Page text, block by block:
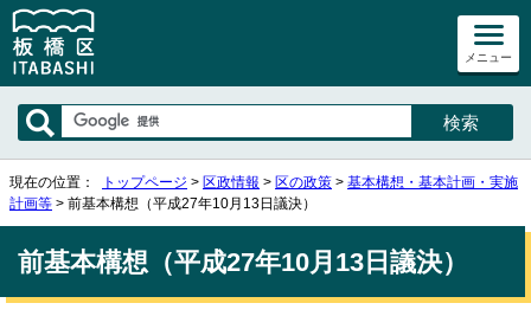
メニュー
現在の位置： トップページ > 区政情報 > 区の政策 > 基本構想・基本計画・実施
計画等 > 前基本構想（平成27年10月13日議決）
前基本構想（平成27年10月13日議決）